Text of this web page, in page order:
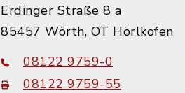
Erdinger Straße 8 a
85457 Wörth, OT Hörlkofen
08122 9759-0
08122 9759-55